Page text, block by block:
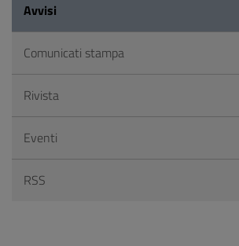
Avvisi
Comunicati stampa
Rivista
Eventi
RSS